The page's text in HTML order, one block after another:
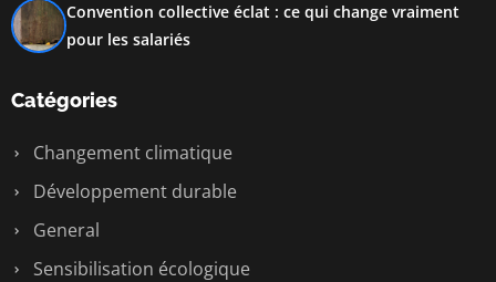
Convention collective éclat : ce qui change vraiment
pour les salariés
Catégories
Changement climatique
Développement durable
General
Sensibilisation écologique